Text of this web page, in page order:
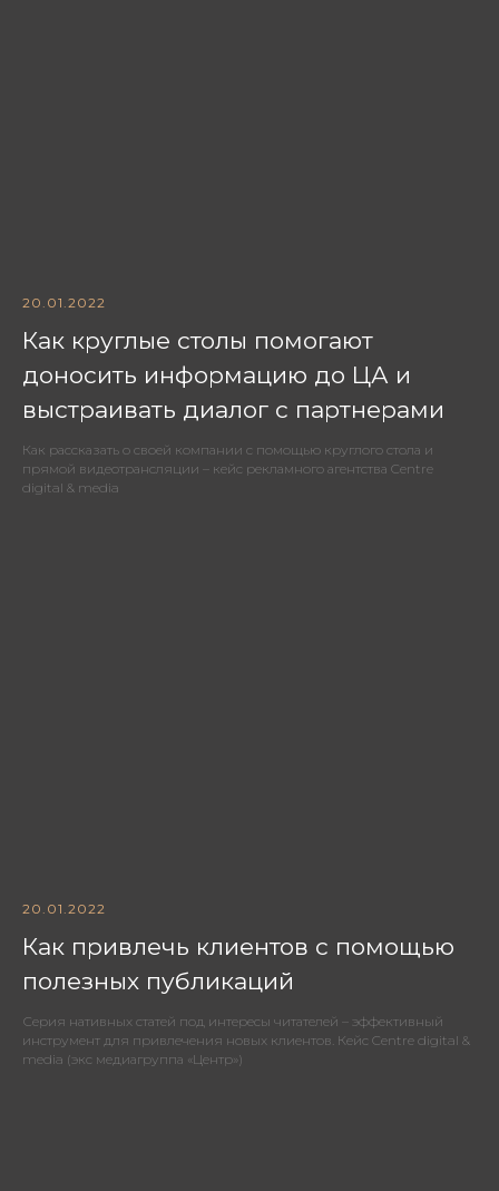
20.01.2022
Как круглые столы помогают
доносить информацию до ЦА и
выстраивать диалог с партнерами
Как рассказать о своей компании с помощью круглого стола и
прямой видеотрансляции – кейс рекламного агентства Centre
digital & media
20.01.2022
Как привлечь клиентов с помощью
полезных публикаций
Серия нативных статей под интересы читателей – эффективный
инструмент для привлечения новых клиентов. Кейс Centre digital &
media (экс медиагруппа «Центр»)